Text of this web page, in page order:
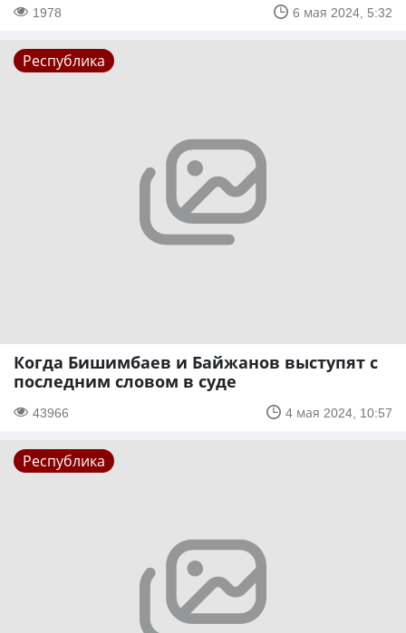
1978 6 мая 2024, 5:32
Республика
Когда Бишимбаев и Байжанов выступят с
последним словом в суде
43966 4 мая 2024, 10:57
Республика